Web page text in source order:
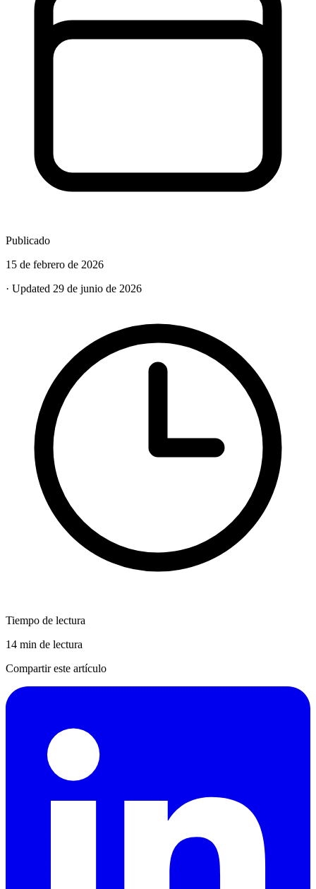
Publicado
15 de febrero de 2026
· Updated 29 de junio de 2026
Tiempo de lectura
14 min de lectura
Compartir este artículo